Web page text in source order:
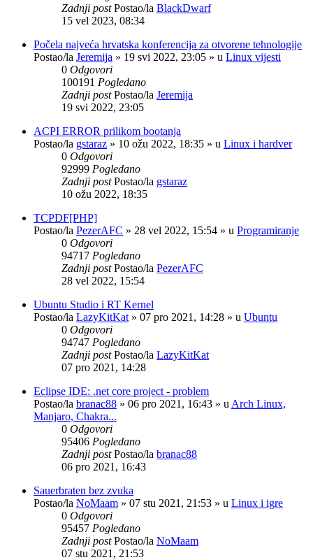
Zadnji postPostao/la BlackDwarf
15 vel 2023, 08:34
Počela najveća hrvatska konferencija za otvorene tehnologije
Postao/la Jeremija » 19 svi 2022, 23:05 » u Linux vijesti
0 Odgovori
100191 Pogledano
Zadnji postPostao/la Jeremija
19 svi 2022, 23:05
ACPI ERROR prilikom bootanja
Postao/la gstaraz » 10 ožu 2022, 18:35 » u Linux i hardver
0 Odgovori
92999 Pogledano
Zadnji postPostao/la gstaraz
10 ožu 2022, 18:35
TCPDF[PHP]
Postao/la PezerAFC » 28 vel 2022, 15:54 » u Programiranje
0 Odgovori
94717 Pogledano
Zadnji postPostao/la PezerAFC
28 vel 2022, 15:54
Ubuntu Studio i RT Kernel
Postao/la LazyKitKat » 07 pro 2021, 14:28 » u Ubuntu
0 Odgovori
94747 Pogledano
Zadnji postPostao/la LazyKitKat
07 pro 2021, 14:28
Eclipse IDE: .net core project - problem
Postao/la branac88 » 06 pro 2021, 16:43 » u Arch Linux,
Manjaro, Chakra...
0 Odgovori
95406 Pogledano
Zadnji postPostao/la branac88
06 pro 2021, 16:43
Sauerbraten bez zvuka
Postao/la NoMaam » 07 stu 2021, 21:53 » u Linux i igre
0 Odgovori
95457 Pogledano
Zadnji postPostao/la NoMaam
07 stu 2021, 21:53